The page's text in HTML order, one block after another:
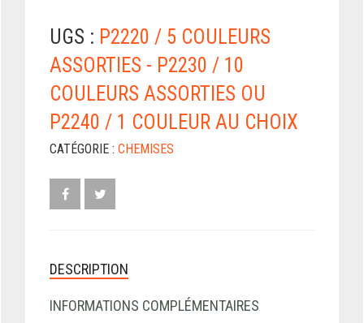
UGS : P2220 / 5 COULEURS
ASSORTIES - P2230 / 10
COULEURS ASSORTIES OU
P2240 / 1 COULEUR AU CHOIX
CATÉGORIE : CHEMISES
DESCRIPTION
INFORMATIONS COMPLÉMENTAIRES